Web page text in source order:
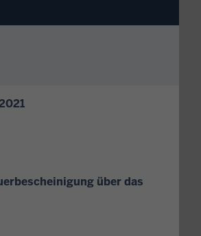
über das